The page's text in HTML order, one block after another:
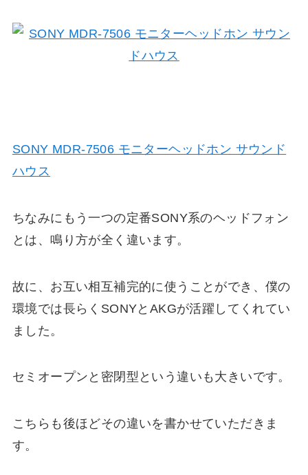
SONY MDR-7506 モニターヘッドホン サウンド
ハウス
ちなみにもう一つの定番SONY系のヘッドフォン
とは、鳴り方が全く違います。
故に、お互い相互補完的に使うことができ、僕の
環境では長らくSONYとAKGが活躍してくれてい
ました。
セミオープンと密閉型という違いも大きいです。
こちらも後ほどその違いを書かせていただきま
す。